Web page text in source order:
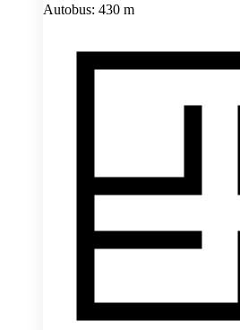
Autobus: 430 m